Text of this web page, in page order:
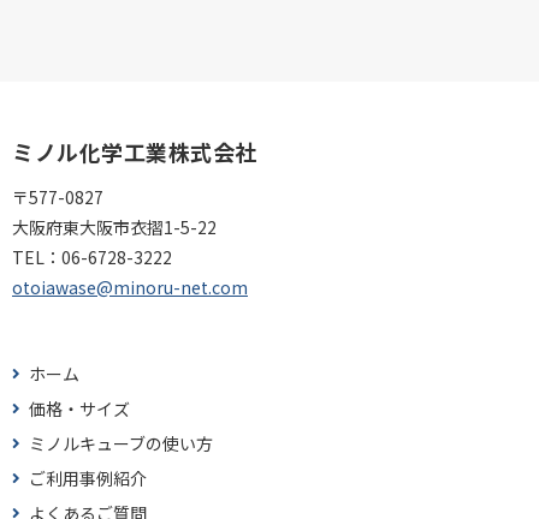
ミノル化学工業株式会社
〒577-0827
大阪府東大阪市衣摺1-5-22
TEL： 06-6728-3222
otoiawase@minoru-net.com
ホーム
価格・サイズ
ミノルキューブの使い方
ご利用事例紹介
よくあるご質問